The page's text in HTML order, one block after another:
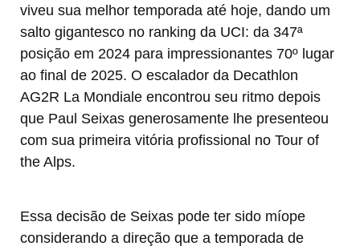
viveu sua melhor temporada até hoje, dando um
salto gigantesco no ranking da UCI: da 347ª
posição em 2024 para impressionantes 70º lugar
ao final de 2025. O escalador da Decathlon
AG2R La Mondiale encontrou seu ritmo depois
que Paul Seixas generosamente lhe presenteou
com sua primeira vitória profissional no Tour of
the Alps.
Essa decisão de Seixas pode ter sido míope
considerando a direção que a temporada de